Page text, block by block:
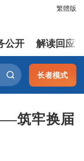
繁體版
公开 解读回应
长者模式
筑牢换届